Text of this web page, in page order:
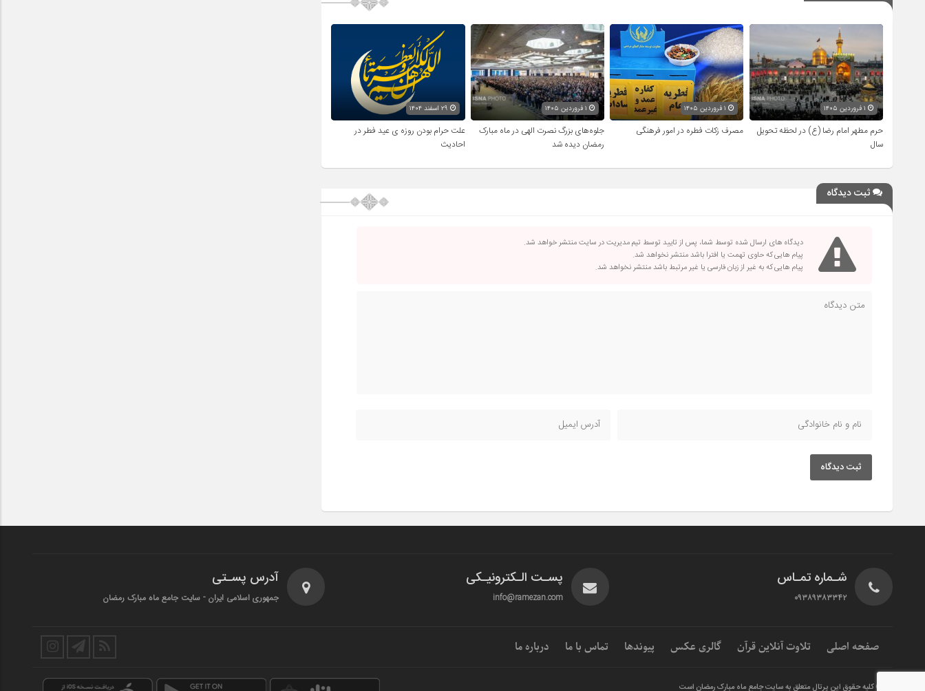
حرم مطهر امام رضا (ع) در لحظه تحویل
سال
۱ فروردین ۱۴۰۵
مصرف زکات فطره در امور فرهنگی
جلوه‌های بزرگ نصرت الهی در ماه مبارک
رمضان دیده شد
علت حرام بودن روزه ی عید فطر در
احادیث
ثبت دیدگاه
دیدگاه های ارسال شده توسط شما، پس از تایید توسط تیم مدیریت در سایت منتشر خواهد شد.
پیام هایی که حاوی تهمت یا افترا باشد منتشر نخواهد شد.
پیام هایی که به غیر از زبان فارسی یا غیر مرتبط باشد منتشر نخواهد شد.
ثبت دیدگاه
شـماره تمـاس
۰۹۳۸۹۳۸۳۳۴۲
پسـت الـکترونیـکی
info@ramezan.com
آدرس پسـتی
جمهوری اسلامی ایران - سایت جامع ماه مبارک رمضان
صفحه اصلی تلاوت آنلاین قرآن گالری عکس پیوندها تماس با ما درباره ما
© کلیه حقوق این پرتال متعلق به سایت جامع ماه مبارک رمضان است